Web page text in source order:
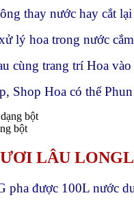
thay nước hay cắt lại
lý hoa trong nước
cùng trang trí Hoa
Hoa có thể
bột
LÂU
được 100L nước